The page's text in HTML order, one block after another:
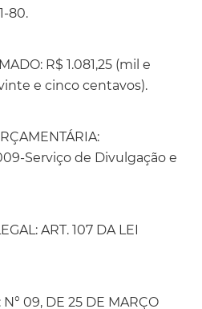
80.
R$ 1.081,25 (mil e
e cinco centavos).
Serviço de Divulgação e
ART. 107 DA LEI
09, DE 25 DE MARÇO